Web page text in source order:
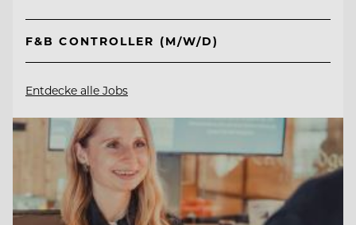
F&B CONTROLLER (M/W/D)
Entdecke alle Jobs